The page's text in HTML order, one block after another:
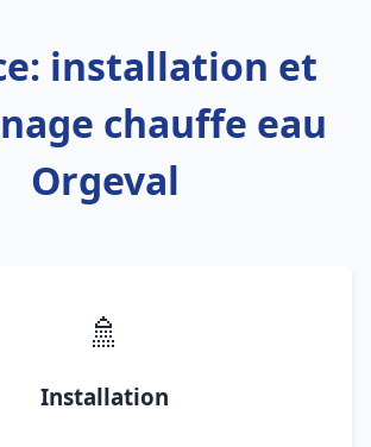
installation et
chauffe eau
Orgeval
🚿
Installation